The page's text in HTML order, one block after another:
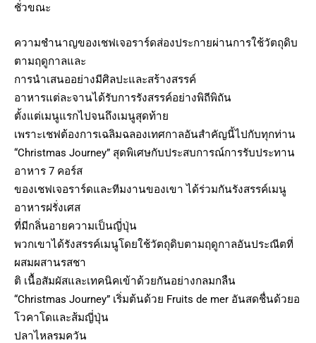
ชั่วขณะ
ความชำนาญของเชฟเจอราร์ดส่องประกายผ่านการใช้วัตถุดิบ
ตามฤดูกาลและ
การนำเสนออย่างมีศิลปะและสร้างสรรค์
อาหารแต่ละจานได้รับการรังสรรค์อย่างพิถีพิถัน
ตั้งแต่เมนูแรกไปจนถึงเมนูสุดท้าย
เพราะเชฟต้องการเฉลิมฉลองเทศกาลอันสำคัญนี้ไปกับทุกท่าน
“Christmas Journey” สุดพิเศษกับประสบการณ์การรับประทาน
อาหาร 7 คอร์ส
ของเชฟเจอราร์ดและทีมงานของเขา ได้ร่วมกันรังสรรค์เมนู
อาหารฝรั่งเศส
ที่มีกลิ่นอายความเป็นญี่ปุ่น
พวกเขาได้รังสรรค์เมนูโดยใช้วัตถุดิบตามฤดูกาลอันประณีตที่
ผสมผสานรสชา
ติ เนื้อสัมผัสและเทคนิคเข้าด้วยกันอย่างกลมกลืน
“Christmas Journey” เริ่มต้นด้วย Fruits de mer อันสดชื่นด้วยอ
โวคาโดและส้มญี่ปุ่น
ปลาไหลรมควัน